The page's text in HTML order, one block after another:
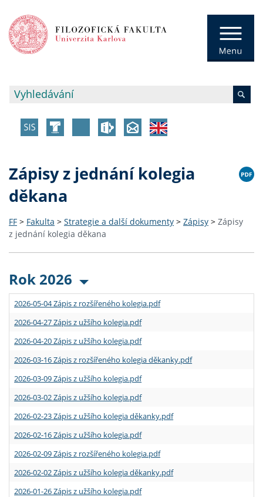
Zápisy z jednání kolegia
děkana
FF > Fakulta > Strategie a další dokumenty > Zápisy > Zápisy
z jednání kolegia děkana
Rok 2026
2026-05-04 Zápis z rozšířeného kolegia.pdf
2026-04-27 Zápis z užšího kolegia.pdf
2026-04-20 Zápis z užšího kolegia.pdf
2026-03-16 Zápis z rozšířeného kolegia děkanky.pdf
2026-03-09 Zápis z užšího kolegia.pdf
2026-03-02 Zápis z užšího kolegia.pdf
2026-02-23 Zápis z užšího kolegia děkanky.pdf
2026-02-16 Zápis z užšího kolegia.pdf
2026-02-09 Zápis z rozšířeného kolegia.pdf
2026-02-02 Zápis z užšího kolegia děkanky.pdf
2026-01-26 Zápis z užšího kolegia.pdf